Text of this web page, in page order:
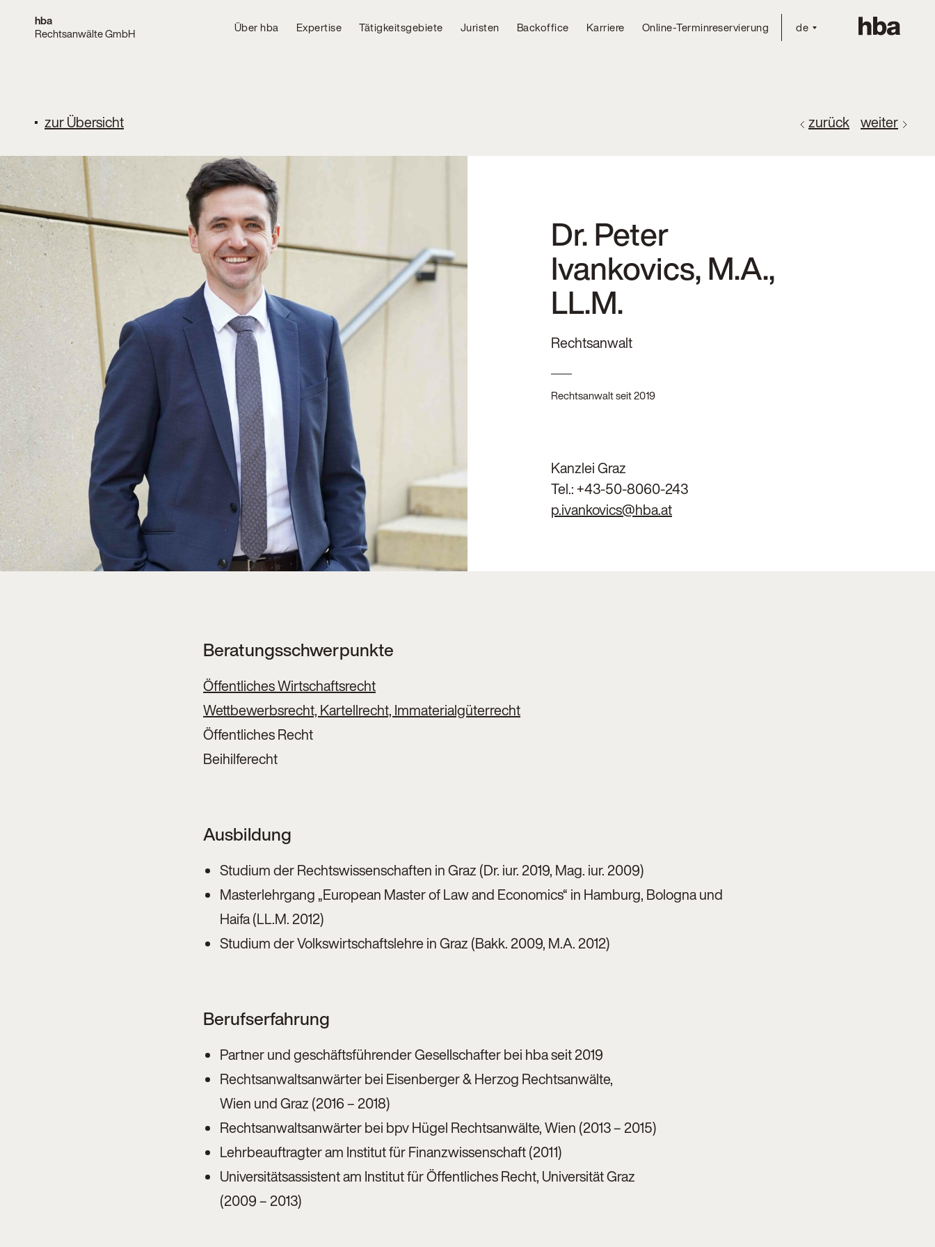
hba
Rechtsanwälte GmbH
Über hba Expertise Tätigkeitsgebiete Juristen Backoffice Karriere Online-Terminreservierung de
zur Übersicht zurück weiter
Dr. Peter
Ivankovics, M.A.,
LL.M.
Rechtsanwalt
Rechtsanwalt seit 2019
Kanzlei Graz
Tel.:+43-50-8060-243
p.ivankovics@hba.at
Beratungsschwerpunkte
Öffentliches Wirtschaftsrecht
Wettbewerbsrecht, Kartellrecht, Immaterialgüterrecht
Öffentliches Recht
Beihilferecht
Ausbildung
Studium der Rechtswissenschaften in Graz (Dr. iur. 2019, Mag. iur. 2009)
Masterlehrgang „European Master of Law and Economics“ in Hamburg, Bologna und
Haifa (LL.M. 2012)
Studium der Volkswirtschaftslehre in Graz (Bakk. 2009, M.A. 2012)
Berufserfahrung
Partner und geschäftsführender Gesellschafter bei hba seit 2019
Rechtsanwaltsanwärter bei Eisenberger & Herzog Rechtsanwälte,
Wien und Graz (2016 – 2018)
Rechtsanwaltsanwärter bei bpv Hügel Rechtsanwälte, Wien (2013 – 2015)
Lehrbeauftragter am Institut für Finanzwissenschaft (2011)
Universitätsassistent am Institut für Öffentliches Recht, Universität Graz
(2009 – 2013)